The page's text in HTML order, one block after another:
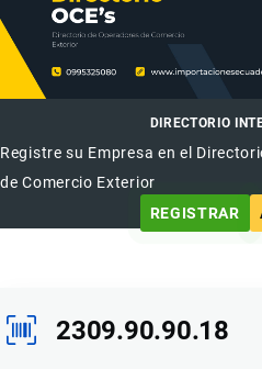
DIRECTORIO
Registre su Empresa en el
de Comercio Exterior
REGISTRAR
2309.90.90.18